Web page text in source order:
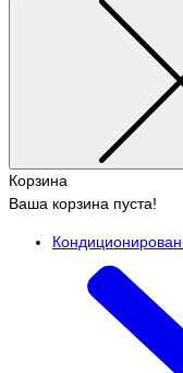
Корзина
Ваша корзина пуста!